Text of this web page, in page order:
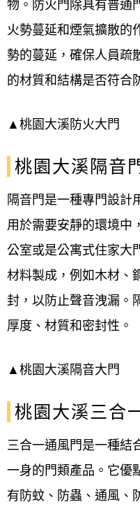
物。防火門除具有普通
火勢蔓延和煙氣擴散的
勢的蔓延，確保人員疏
的材質和結構是否符合
▲ 桃園大溪 防火大門
桃園大溪隔音
隔音門是一種專門設計
用於需要安靜的環境中
公室或是公寓式住家大
材料製成，例如木材、
封，以防止聲音洩漏。
厚度、材質和密封性。
▲桃園大溪 隔音大門
桃園大溪三合
三合一通風門是一種結
一身的門類產品。它優
有防蚊、防蟲、通風、